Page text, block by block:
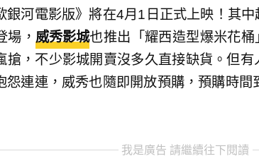
銀河電影版》將在4月1日正式上映！其
場， 威秀影城也推出「耀西造型爆米花
搶，不少影城開賣沒多久直接缺貨。但
怨連連，威秀也隨即開放預購，預購時
我是廣告 請繼續往下閱讀